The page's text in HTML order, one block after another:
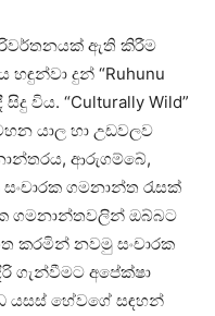
ඇති කිරීම
දුන් “Ruhunu
විය. “Culturally Wild”
යාල හා උඩවලව
ආරුගම්බේ,
ගමනාන්ත රැසක්
ගමනාන්තවලින් ඔබ්බට
කරමින් නවමු සංචාරක
ගැන්වීමට අපේක්ෂා
යසස් හේවගේ සඳහන්